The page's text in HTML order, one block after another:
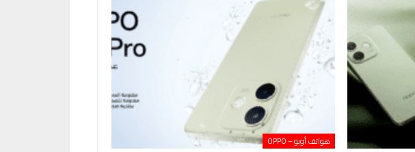
هواتف أوبو – OPPO